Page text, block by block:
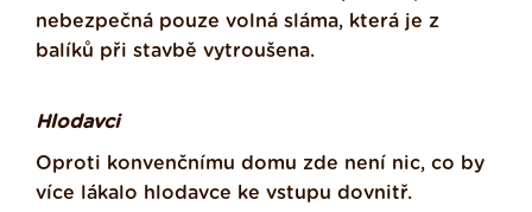
nebezpečná pouze volná sláma, která je z
balíků při stavbě vytroušena.
Hlodavci
Oproti konvenčnímu domu zde není nic, co by
více lákalo hlodavce ke vstupu dovnitř.